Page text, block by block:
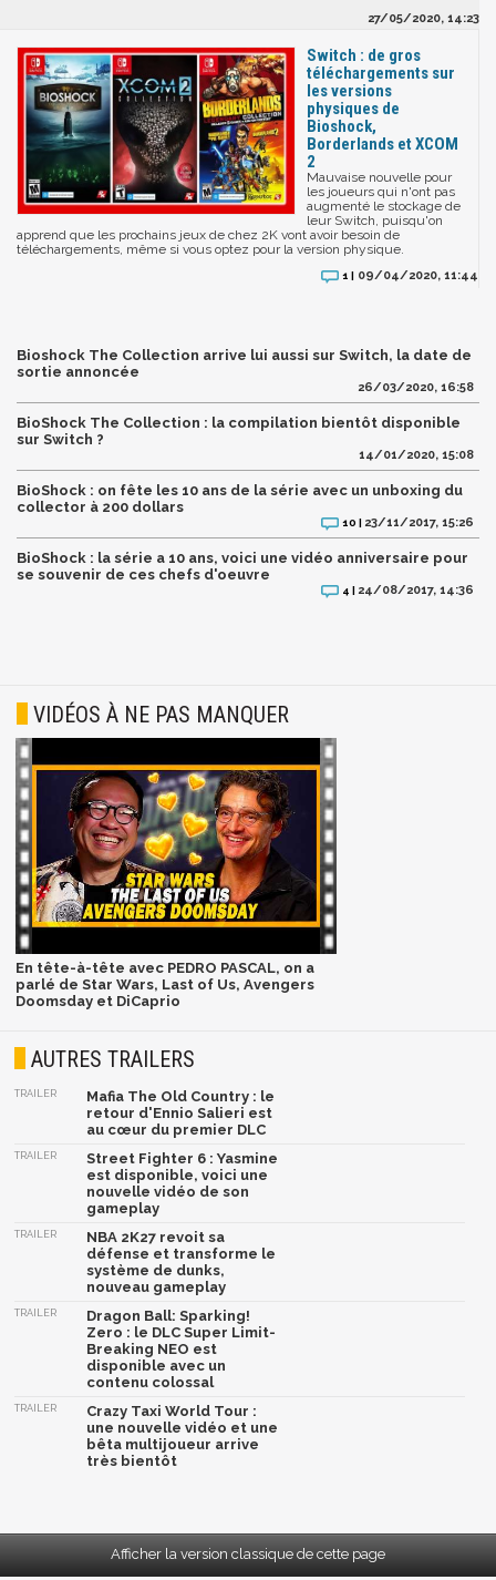
27/05/2020, 14:23
Switch : de gros
téléchargements sur
les versions
physiques de
Bioshock,
Borderlands et XCOM
2
Mauvaise nouvelle pour
les joueurs qui n'ont pas
augmenté le stockage de
leur Switch, puisqu'on
apprend que les prochains jeux de chez 2K vont avoir besoin de
téléchargements, même si vous optez pour la version physique.
1 | 09/04/2020, 11:44
Bioshock The Collection arrive lui aussi sur Switch, la date de
sortie annoncée
26/03/2020, 16:58
BioShock The Collection : la compilation bientôt disponible
sur Switch ?
14/01/2020, 15:08
BioShock : on fête les 10 ans de la série avec un unboxing du
collector à 200 dollars
10 | 23/11/2017, 15:26
BioShock : la série a 10 ans, voici une vidéo anniversaire pour
se souvenir de ces chefs d'oeuvre
4 | 24/08/2017, 14:36
VIDÉOS À NE PAS MANQUER
En tête-à-tête avec PEDRO PASCAL, on a
parlé de Star Wars, Last of Us, Avengers
Doomsday et DiCaprio
AUTRES TRAILERS
TRAILER
Mafia The Old Country : le
retour d'Ennio Salieri est
au cœur du premier DLC
TRAILER
Street Fighter 6 : Yasmine
est disponible, voici une
nouvelle vidéo de son
gameplay
TRAILER
NBA 2K27 revoit sa
défense et transforme le
système de dunks,
nouveau gameplay
TRAILER
Dragon Ball: Sparking!
Zero : le DLC Super Limit-
Breaking NEO est
disponible avec un
contenu colossal
TRAILER
Crazy Taxi World Tour :
une nouvelle vidéo et une
bêta multijoueur arrive
très bientôt
Afficher la version classique de cette page